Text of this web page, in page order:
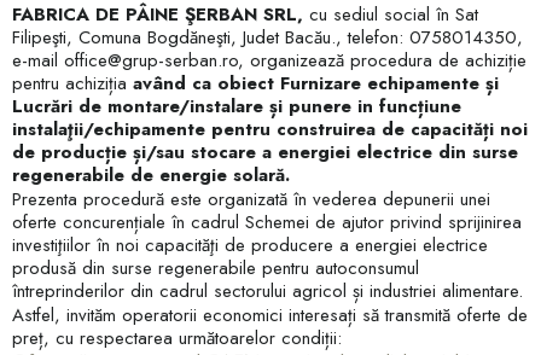
FABRICA DE PÂINE ŞERBAN SRL, cu sediul social în Sat
Filipeşti, Comuna Bogdăneşti, Judet Bacău., telefon: 0758014350,
e-mail office@grup-serban.ro, organizează procedura de achiziție
pentru achiziția având ca obiect Furnizare echipamente și
Lucrări de montare/instalare și punere in funcțiune
instalaţii/echipamente pentru construirea de capacități noi
de producție și/sau stocare a energiei electrice din surse
regenerabile de energie solară.
Prezenta procedură este organizată în vederea depunerii unei
oferte concurențiale în cadrul Schemei de ajutor privind sprijinirea
investiţiilor în noi capacităţi de producere a energiei electrice
produsă din surse regenerabile pentru autoconsumul
întreprinderilor din cadrul sectorului agricol și industriei alimentare.
Astfel, invităm operatorii economici interesați să transmită oferte de
preț, cu respectarea următoarelor condiții: